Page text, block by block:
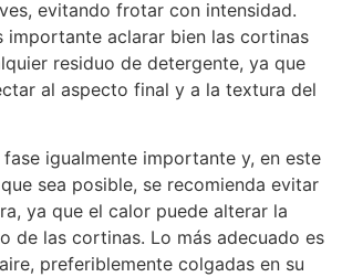
evitando frotar con intensidad.
importante aclarar bien las cortinas
residuo de detergente, ya que
al aspecto final y a la textura del
fase igualmente importante y, en este
sea posible, se recomienda evitar
ya que el calor puede alterar la
de las cortinas. Lo más adecuado es
preferiblemente colgadas en su